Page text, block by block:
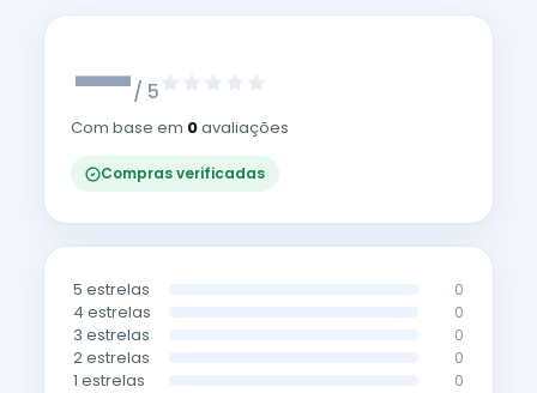
—/ 5
Com base em 0avaliações
Compras verificadas
5 estrelas 0
4 estrelas 0
3 estrelas 0
2 estrelas 0
1 estrelas 0